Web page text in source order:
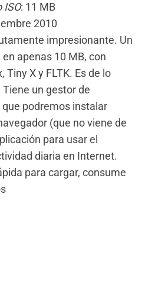
ISO: 11 MB
2010
impresionante. Un
apenas 10 MB, con
Tiny X y FLTK. Es de lo
un gestor de
podremos instalar
(que no viene de
para usar el
diaria en Internet.
para cargar, consume